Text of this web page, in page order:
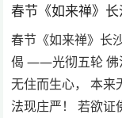
春节《如来禅》
春节《如来禅》长
偈 ——光彻五轮 佛
无住而生心， 本来
法现庄严！ 若欲证